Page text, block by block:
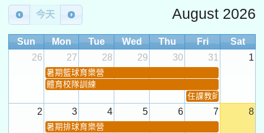
Calendar
今天 August 2026
Sun Mon Tue Wed Thu Fri
Sat
26
27 28 29 30 31 1
暑期籃球育樂營
體育校隊訓練
任課教師抽籤
2 3 4 5 6 7 8
暑期排球育樂營